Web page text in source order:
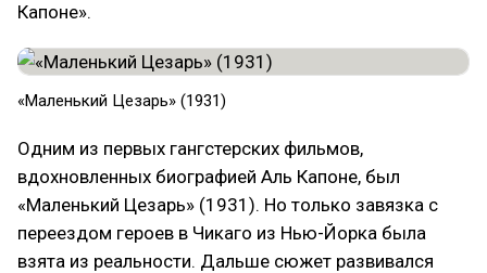
Капоне».
«Маленький Цезарь» (1931)
Одним из первых гангстерских фильмов,
вдохновленных биографией Аль Капоне, был
«Маленький Цезарь» (1931). Но только завязка с
переездом героев в Чикаго из Нью-Йорка была
взята из реальности. Дальше сюжет развивался